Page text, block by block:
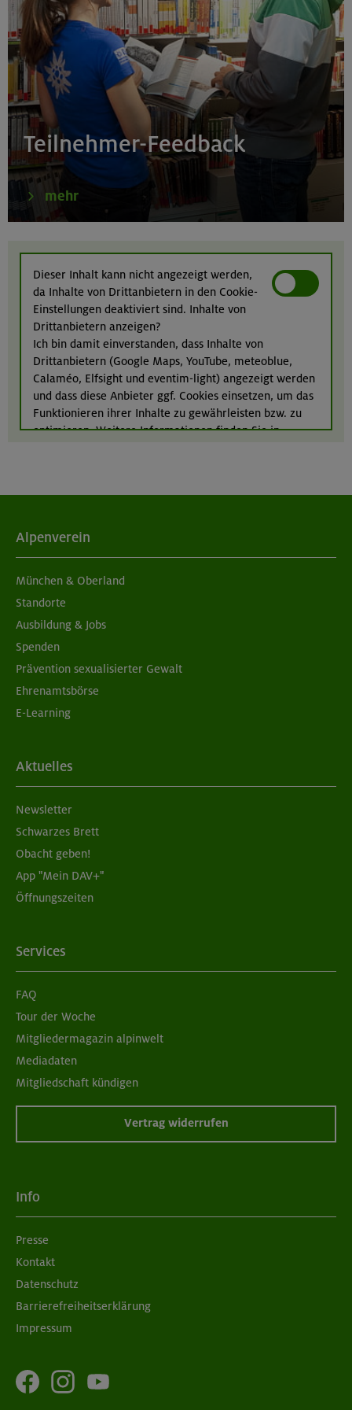
Simetsberg 1840 m
Bayerische Voralpen (Estergebirge)
22.-24.08.26
Birnhorn 2634 m, Hochzint 2246 m und Dürrkarhorn
2287 m
Leoganger Steinberge
Karwendel
24.-28.08.26
Kinderkletterkurs für Anfänger im Altmühltal
Südlicher Frankenjura
Teilnehmer-Feedback
mehr
Dieser Inhalt kann nicht angezeigt werden,
da Inhalte von Drittanbietern in den Cookie-
Einstellungen deaktiviert sind. Inhalte von
Drittanbietern anzeigen?
Ich bin damit einverstanden, dass Inhalte von
Drittanbietern (Google Maps, YouTube, meteoblue,
Calaméo, Elfsight und eventim-light) angezeigt werden
und dass diese Anbieter ggf. Cookies einsetzen, um das
Funktionieren ihrer Inhalte zu gewährleisten bzw. zu
optimieren. Weitere Informationen finden Sie in
Alpenverein
München & Oberland
Standorte
Ausbildung & Jobs
Spenden
Prävention sexualisierter Gewalt
Ehrenamtsbörse
E-Learning
Aktuelles
Newsletter
Schwarzes Brett
Obacht geben!
App "Mein DAV+"
Öffnungszeiten
Services
FAQ
Tour der Woche
Mitgliedermagazin alpinwelt
Mediadaten
Mitgliedschaft kündigen
Vertrag widerrufen
Info
Presse
Kontakt
Datenschutz
Barrierefreiheitserklärung
Impressum